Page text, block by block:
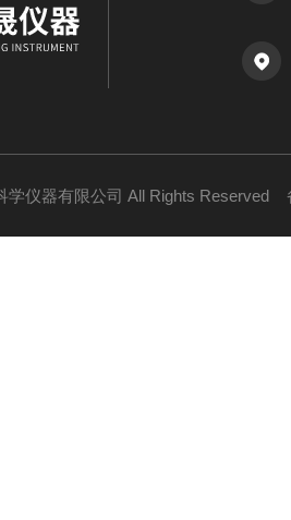
学仪器有限公司 All Rights Reserved